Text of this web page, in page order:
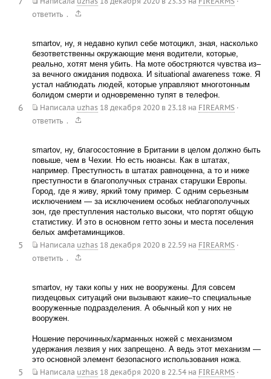
ответить .
smartov, ну, я недавно купил себе мотоцикл, зная, насколько
безответственны окружающие меня водители, которые,
реально, хотят меня убить. На моте обостряются чувства из–
за вечного ожидания подвоха. И situational awareness тоже. Я
устал наблюдать людей, которые управляют многотонным
болидом смерти и одновременно тупят в телефон.
Написала uzhas 18 декабря 2020 в 23.18на FIREARMS ·
ответить .
6
smartov, ну, благосостояние в Британии в целом должно быть
повыше, чем в Чехии. Но есть нюансы. Как в штатах,
например. Преступность в штатах равноценна, а то и ниже
преступности в благополучных странах старушки Европы.
Город, где я живу, яркий тому пример. С одним серьезным
исключением — за исключением особых неблагополучных
зон, где преступления настолько высоки, что портят общую
статистику. И это в основном гетто зоны и места поселения
белых амфетаминщиков.
Написала uzhas 18 декабря 2020 в 22.59на FIREARMS ·
ответить .
5
smartov, ну таки копы у них не вооружены. Для совсем
пиздецовых ситуаций они вызывают какие–то специальные
вооруженные подразделения. А обычный коп у них не
вооружен.
Ношение перочинных/карманных ножей с механизмом
удержания лезвия у них запрещено. А ведь этот механизм —
это основной элемент безопасного использования ножа.
Написала uzhas 18 декабря 2020 в 22.54на FIREARMS ·
5